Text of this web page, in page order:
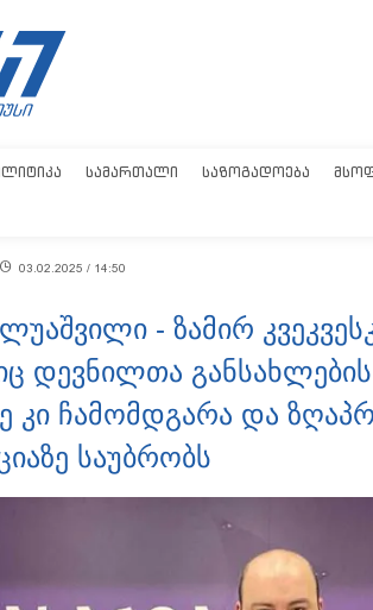
ᲡᲐᲛᲐᲠᲗᲐᲚᲘ ᲡᲐᲖᲝᲒᲐᲓᲝᲔᲑᲐ
03.02.2025 / 14:50
- ზამირ
დევნილთა
კი ჩამომდგარა და
საუბრობს